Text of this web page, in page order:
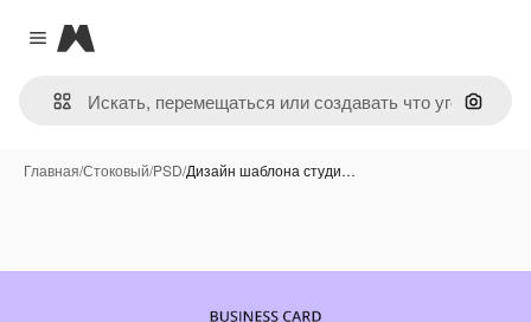
Close menu
Magnific
Поиск
Главная/Стоковый/PSD/Дизайн шаблона студи…